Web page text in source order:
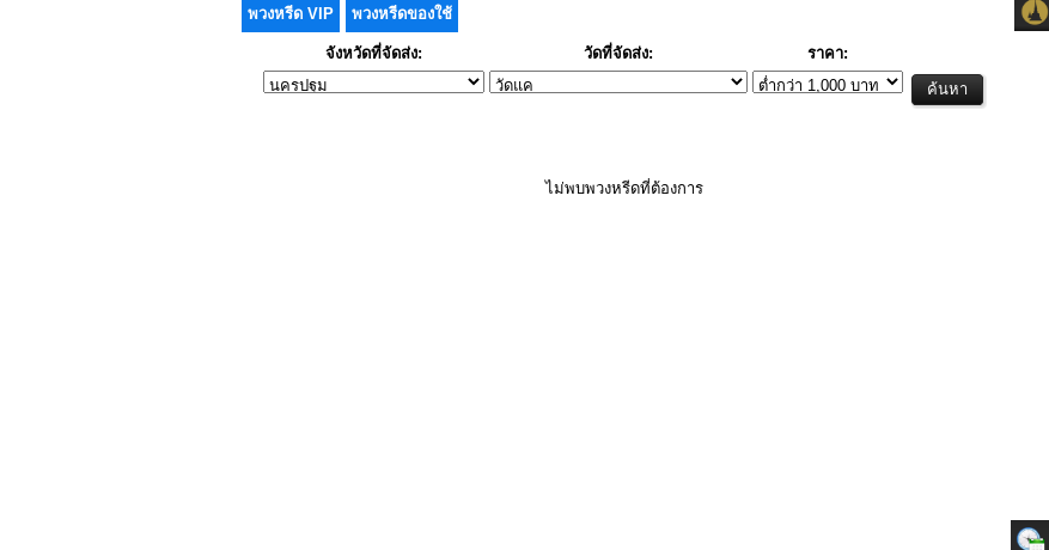
พวงหรีด VIP พวงหรีดของใช้
จังหวัดที่จัดส่ง: วัดที่จัดส่ง: ราคา:
ไม่พบพวงหรีดที่ต้องการ